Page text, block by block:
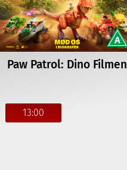
Paw Patrol: Dino Filmen
13:00